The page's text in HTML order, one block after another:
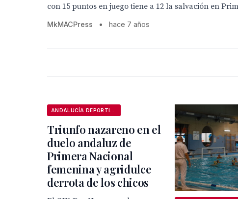
con 15 puntos en juego tiene a 12 la salvación en
MkMACPress • hace 7 años
Triunfo nazareno en el
duelo andaluz de
Primera Nacional
femenina y agridulce
derrota de los chicos